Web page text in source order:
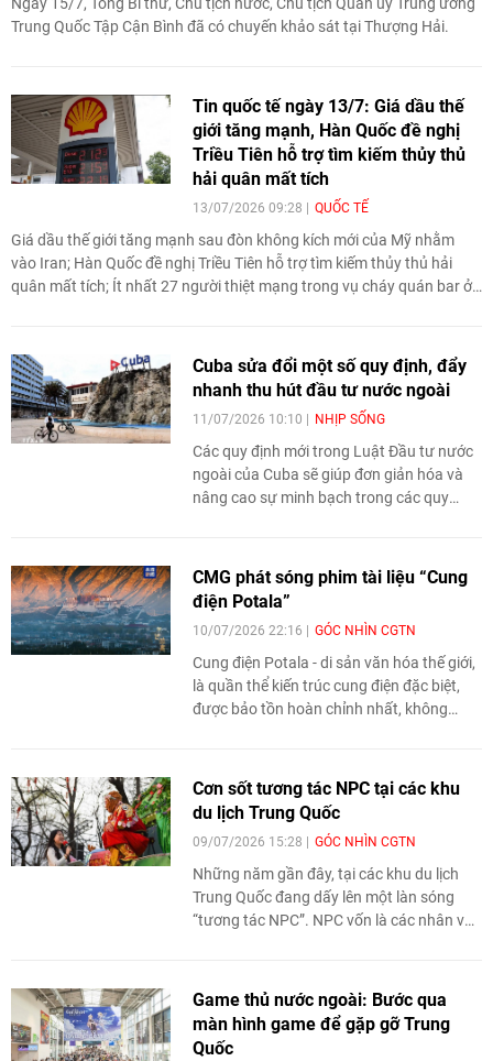
Trung Quốc Tập Cận Bình đã có chuyến khảo sát tại Thượng Hải.
Tin quốc tế ngày 13/7: Giá dầu thế
giới tăng mạnh, Hàn Quốc đề nghị
Triều Tiên hỗ trợ tìm kiếm thủy thủ
hải quân mất tích
13/07/2026 09:28 QUỐC TẾ
Giá dầu thế giới tăng mạnh sau đòn không kích mới của Mỹ nhằm
vào Iran; Hàn Quốc đề nghị Triều Tiên hỗ trợ tìm kiếm thủy thủ hải
quân mất tích; Ít nhất 27 người thiệt mạng trong vụ cháy quán bar ở
Cuba sửa đổi một số quy định, đẩy
nhanh thu hút đầu tư nước ngoài
11/07/2026 10:10 NHỊP SỐNG
Các quy định mới trong Luật Đầu tư nước
ngoài của Cuba sẽ giúp đơn giản hóa và
nâng cao sự minh bạch trong các quy
CMG phát sóng phim tài liệu “Cung
điện Potala”
10/07/2026 22:16 GÓC NHÌN CGTN
Cung điện Potala - di sản văn hóa thế giới,
là quần thể kiến trúc cung điện đặc biệt,
được bảo tồn hoàn chỉnh nhất, không
trong lịch sử Trung Quốc, mà còn là nhân
chứng lịch sử cho sự giao lưu, hòa hợp
giữa các dân tộc Trung Hoa. Tại cung điện
Potala có lịch sử lâu dài, các yếu tố chính
trị, tôn giáo, văn hóa, nghệ thuật đan xen
nhau, để lại nhiều câu chuyện đầy kịch
tính.
Cơn sốt tương tác NPC tại các khu
du lịch Trung Quốc
09/07/2026 15:28 GÓC NHÌN CGTN
Những năm gần đây, tại các khu du lịch
Trung Quốc đang dấy lên một làn sóng
“tương tác NPC”. NPC vốn là các nhân vật
và “đưa” vào không gian du lịch thực tế,
trở thành những nhân vật chính tương tác
trực tiếp với du khách và dẫn dắt câu
Game thủ nước ngoài: Bước qua
màn hình game để gặp gỡ Trung
Quốc